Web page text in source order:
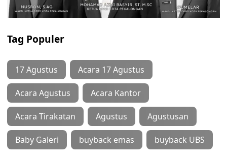
Tag Populer
17 Agustus Acara 17 Agustus
Acara Agustus Acara Kantor
Acara Tirakatan Agustus Agustusan
Baby Galeri buyback emas buyback UBS